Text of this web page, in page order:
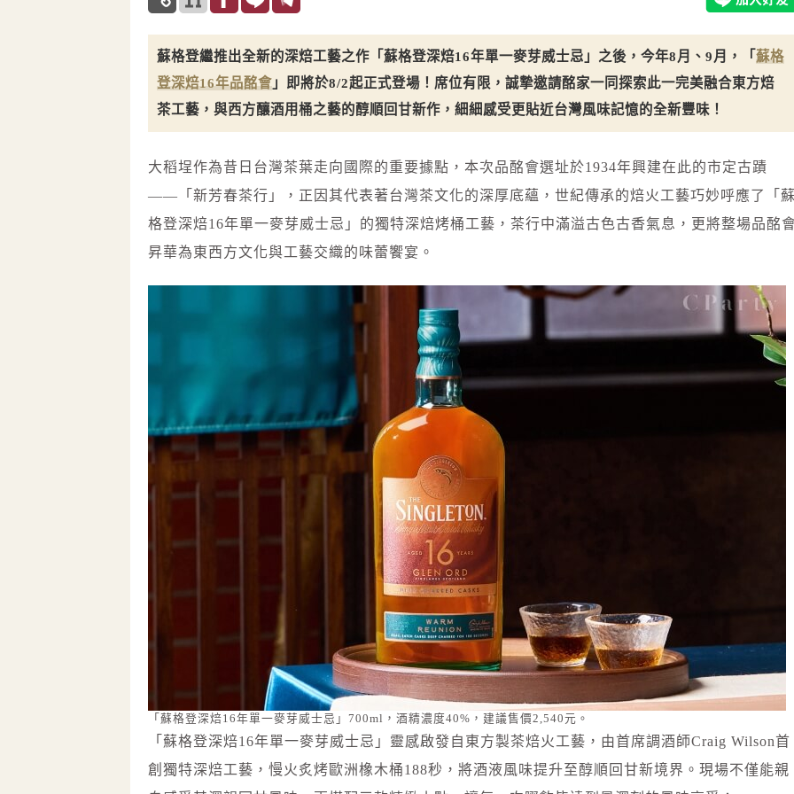
蘇格登繼推出全新的深焙工藝之作「蘇格登深焙16年單一麥芽威士忌」之後，今年8月、9月，「 蘇格
登深焙16年品酩會 」即將於8/2起正式登場！席位有限，誠摯邀請酩家一同探索此一完美融合東方焙
茶工藝，與西方釀酒用桶之藝的醇順回甘新作，細細感受更貼近台灣風味記憶的全新豐味！
大稻埕作為昔日台灣茶葉走向國際的重要據點，本次品酩會選址於1934年興建在此的市定古蹟
——「新芳春茶行」，正因其代表著台灣茶文化的深厚底蘊，世紀傳承的焙火工藝巧妙呼應了「
格登深焙16年單一麥芽威士忌」的獨特深焙烤桶工藝，茶行中滿溢古色古香氣息，更將整場品酩
昇華為東西方文化與工藝交織的味蕾饗宴。
「蘇格登深焙16年單一麥芽威士忌」700ml，酒精濃度40%，建議售價2,540元。
「蘇格登深焙16年單一麥芽威士忌」靈感啟發自東方製茶焙火工藝，由首席調酒師Craig Wilson首
創獨特深焙工藝，慢火炙烤歐洲橡木桶188秒，將酒液風味提升至醇順回甘新境界。現場不僅能親